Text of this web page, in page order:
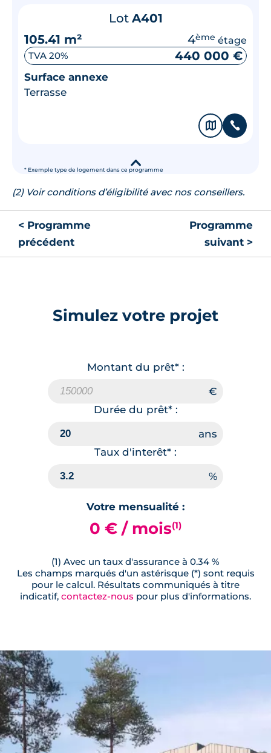
* Exemple type de logement dans ce programme
Lot A401
105.41 m²
4ème étage
TVA 20% 440 000 €
Surface annexe
Terrasse
🗞 📞
▾
(2) Voir conditions d’éligibilité avec nos conseillers.
< Programme
précédent
Programme
suivant >
Simulez votre projet
Montant du prêt* :
Durée du prêt* :
Taux d'interêt* :
Votre mensualité :
0 € / mois(1)
(1) Avec un taux d'assurance à 0.34 %
Les champs marqués d'un astérisque (*) sont requis
pour le calcul. Résultats communiqués à titre
indicatif, contactez-nous pour plus d'informations.